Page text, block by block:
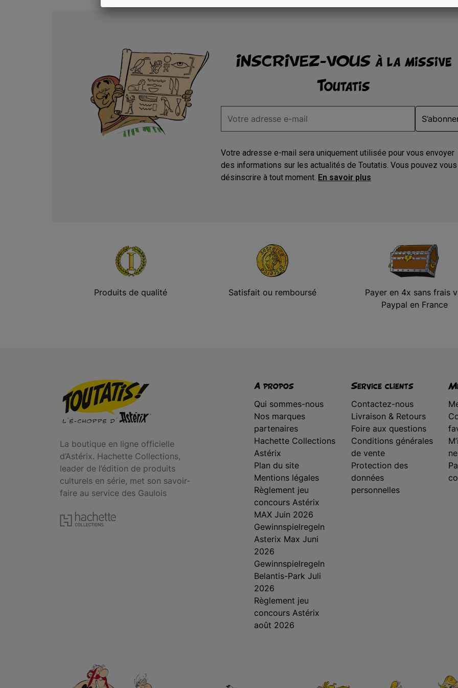
INSCRIVEZ-VOUS à la missive
Toutatis
Votre adresse e-mail sera uniquement utilisée pour vous envoyer
des informations sur les actualités de Toutatis. Vous pouvez vous
désinscrire à tout moment. En savoir plus
Produits de qualité Satisfait ou remboursé
Payer en 4x sans frais
Paypal en France
La boutique en ligne officielle
d’Astérix. Hachette Collections,
leader de l’édition de produits
culturels en série, met son savoir-
faire au service des Gaulois
A propos
Qui sommes-nous
Nos marques
partenaires
Hachette Collections
Astérix
Plan du site
Mentions légales
Règlement jeu
concours Astérix
MAX Juin 2026
Gewinnspielregeln
Asterix Max Juni
2026
Gewinnspielregeln
Belantis-Park Juli
2026
Règlement jeu
concours Astérix
août 2026
Service clients
Contactez-nous
Livraison & Retours
Foire aux questions
Conditions générales
de vente
Protection des
données
personnelles